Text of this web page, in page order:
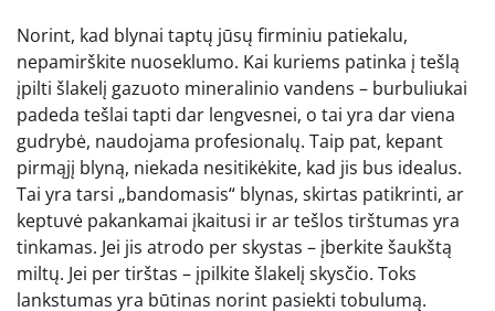
Norint, kad blynai taptų jūsų firminiu patiekalu,
nepamirškite nuoseklumo. Kai kuriems patinka į tešlą
įpilti šlakelį gazuoto mineralinio vandens – burbuliukai
padeda tešlai tapti dar lengvesnei, o tai yra dar viena
gudrybė, naudojama profesionalų. Taip pat, kepant
pirmąjį blyną, niekada nesitikėkite, kad jis bus idealus.
Tai yra tarsi „bandomasis“ blynas, skirtas patikrinti, ar
keptuvė pakankamai įkaitusi ir ar tešlos tirštumas yra
tinkamas. Jei jis atrodo per skystas – įberkite šaukštą
miltų. Jei per tirštas – įpilkite šlakelį skysčio. Toks
lankstumas yra būtinas norint pasiekti tobulumą.